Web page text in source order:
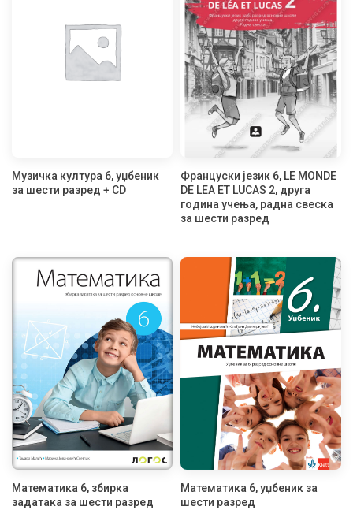
Музичка култура 6, уџбеник
за шести разред + CD
Француски језик 6, LE MONDE
DE LEA ET LUCAS 2, друга
година учења, радна свеска
за шести разред
Математика 6, збирка
задатака за шести разред
Математика 6, уџбеник за
шести разред